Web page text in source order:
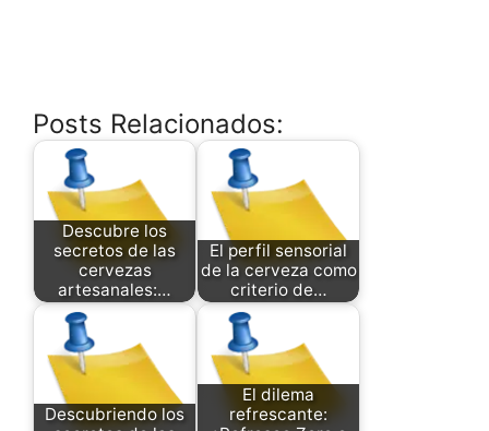
Posts Relacionados:
Descubre los
secretos de las
cervezas
artesanales:…
El perfil sensorial
de la cerveza como
criterio de…
Descubriendo los
El dilema
refrescante: